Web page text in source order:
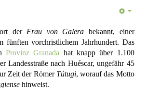
der Frau von Galera bekannt, einer
fünften vorchristlichem Jahrhundert. Das
Provinz Granada hat knapp über 1.100
Landesstraße nach Huéscar, ungefähr 45
Zeit der Römer Tútugi, worauf das Motto
hinweist.